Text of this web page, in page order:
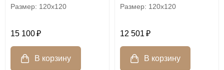
120x120
15 100
120x120
12 501